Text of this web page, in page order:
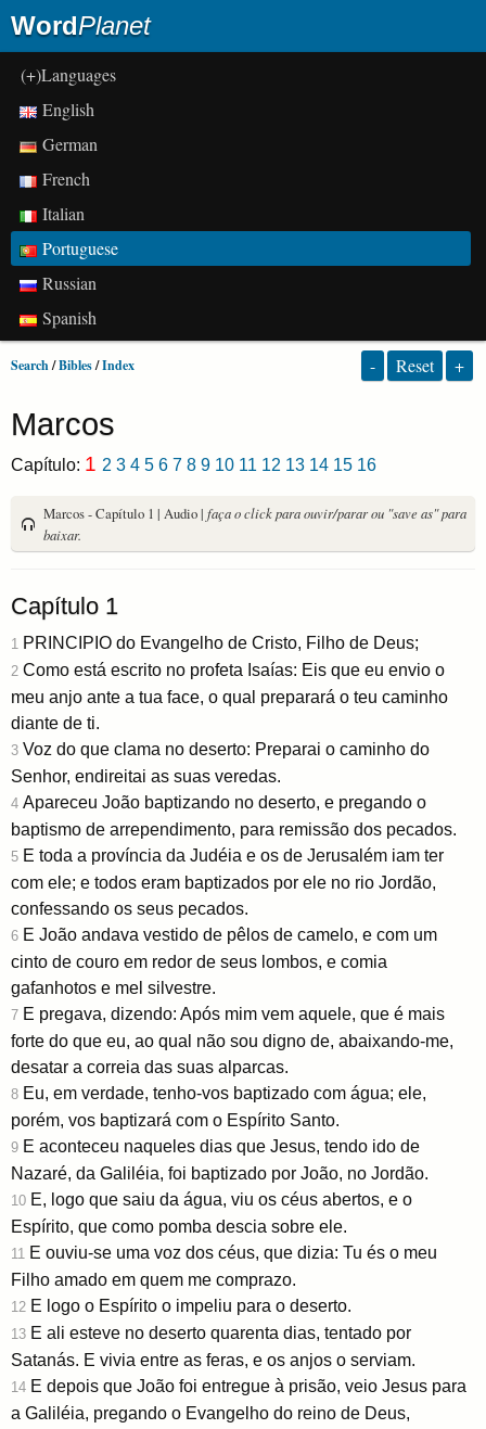
WordPlanet
(+)Languages
English
German
French
Italian
Portuguese
Russian
Spanish
Search/Bibles/Index - Reset +
Marcos
Capítulo: 1 2 3 4 5 6 7 8 9 10 11 12 13 14 15 16
Marcos - Capítulo 1 | Audio | faça o click para ouvir/parar ou "save as" para
baixar.
Capítulo 1
1 PRINCIPIO do Evangelho de Cristo, Filho de Deus;
2 Como está escrito no profeta Isaías: Eis que eu envio o
meu anjo ante a tua face, o qual preparará o teu caminho
diante de ti.
3 Voz do que clama no deserto: Preparai o caminho do
Senhor, endireitai as suas veredas.
4 Apareceu João baptizando no deserto, e pregando o
baptismo de arrependimento, para remissão dos pecados.
5 E toda a província da Judéia e os de Jerusalém iam ter
com ele; e todos eram baptizados por ele no rio Jordão,
confessando os seus pecados.
6 E João andava vestido de pêlos de camelo, e com um
cinto de couro em redor de seus lombos, e comia
gafanhotos e mel silvestre.
7 E pregava, dizendo: Após mim vem aquele, que é mais
forte do que eu, ao qual não sou digno de, abaixando-me,
desatar a correia das suas alparcas.
8 Eu, em verdade, tenho-vos baptizado com água; ele,
porém, vos baptizará com o Espírito Santo.
9 E aconteceu naqueles dias que Jesus, tendo ido de
Nazaré, da Galiléia, foi baptizado por João, no Jordão.
10 E, logo que saiu da água, viu os céus abertos, e o
Espírito, que como pomba descia sobre ele.
11 E ouviu-se uma voz dos céus, que dizia: Tu és o meu
Filho amado em quem me comprazo.
12 E logo o Espírito o impeliu para o deserto.
13 E ali esteve no deserto quarenta dias, tentado por
Satanás. E vivia entre as feras, e os anjos o serviam.
14 E depois que João foi entregue à prisão, veio Jesus para
a Galiléia, pregando o Evangelho do reino de Deus,